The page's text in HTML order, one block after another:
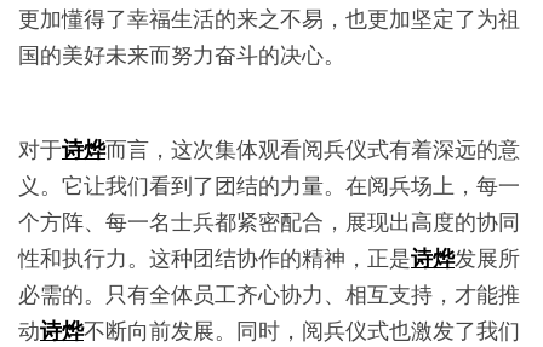
更加懂得了幸福生活的来之不易，也更加坚定了为祖
国的美好未来而努力奋斗的决心。
对于诗烨而言，这次集体观看阅兵仪式有着深远的意
义。它让我们看到了团结的力量。在阅兵场上，每一
个方阵、每一名士兵都紧密配合，展现出高度的协同
性和执行力。这种团结协作的精神，正是诗烨发展所
必需的。只有全体员工齐心协力、相互支持，才能推
动诗烨不断向前发展。同时，阅兵仪式也激发了我们